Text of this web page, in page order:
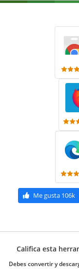
Me gusta106k
Califica esta
Debes convertir y